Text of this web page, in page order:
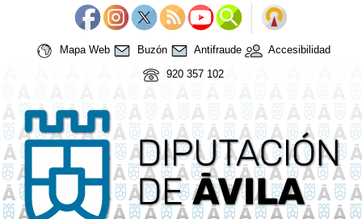
Mapa Web Buzón Antifraude
Accesibilidad
920 357 102